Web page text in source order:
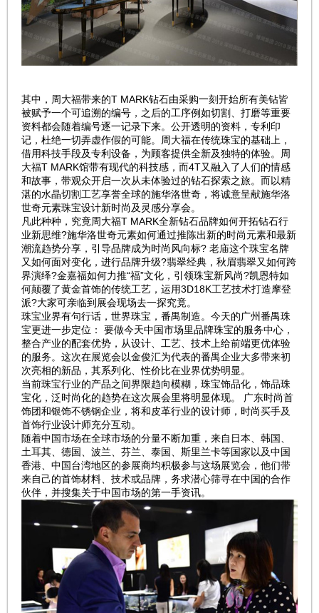
其中，周大福带来的T MARK钻石由采购一刻开始所有美钻皆
被赋予一个可追溯的编号，之后的工序例如切割、打磨等重要
资料都会随着编号逐一记录下来。公开透明的资料，专利印
记，杜绝一切弄虚作假的可能。周大福在传统珠宝的基础上，
借用科技手段及专利设备，为顾客提供全新及独特的体验。周
大福T MARK馆带有现代的科技感，而4T又融入了人们的情感
和故事，带观众开启一次从未体验过的钻石探索之旅。而以精
湛的水晶切割工艺享誉全球的施华洛世奇，将诚意呈献施华洛
世奇元素珠宝设计新时尚及灵感分享会。
凡此种种，究竟周大福T MARK全新钻石品牌如何开拓钻石行
业新思维?施华洛世奇元素如何通过推陈出新的时尚元素和最新
潮流趋势分享，引导品牌成为时尚风向标? 老庙这个珠宝名牌
又如何面对变化，进行品牌升级?翡翠经典，秋眉翡翠又如何跨
界演绎?金嘉福如何力推“福”文化，引领珠宝新风尚?凯恩特如
何颠覆了黄金首饰的传统工艺，运用3D18K工艺技术打造摩登
派?大家可亲临到展会现场去一探究竟。
珠宝业界有句行话，世界珠宝，番禺制造。今天的广州番禺珠
宝更进一步定位： 要做今天中国市场里品牌珠宝的服务中心，
整合产业的配套优势，从设计、工艺、技术上给前端更优体验
的服务。这次在展览会以金俊汇为代表的番禺企业大多带来初
次亮相的新品，其系列化、性价比在业界优势明显。
当前珠宝行业的产品之间界限趋向模糊，珠宝饰品化，饰品珠
宝化，泛时尚化的趋势在这次展会里将明显体现。 广东时尚首
饰团和银饰不锈钢企业，将和皮革行业的设计师，时尚买手及
首饰行业设计师充分互动。
随着中国市场在全球市场的分量不断加重，来自日本、韩国、
土耳其、德国、波兰、芬兰、泰国、斯里兰卡等国家以及中国
香港、中国台湾地区的参展商均积极参与这场展览会，他们带
来自己的首饰材料、技术或品牌，务求潜心筛寻在中国的合作
伙伴，并搜集关于中国市场的第一手资讯。